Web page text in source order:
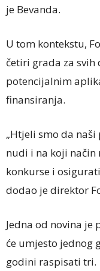
je Bevanda.
U tom kontekstu,
četiri grada za svih
potencijalnim
finansiranja.
„Htjeli smo da
nudi i na koji
konkurse i
dodao je direktor
Jedna od novina je
će umjesto jednog
godini raspisati tri.